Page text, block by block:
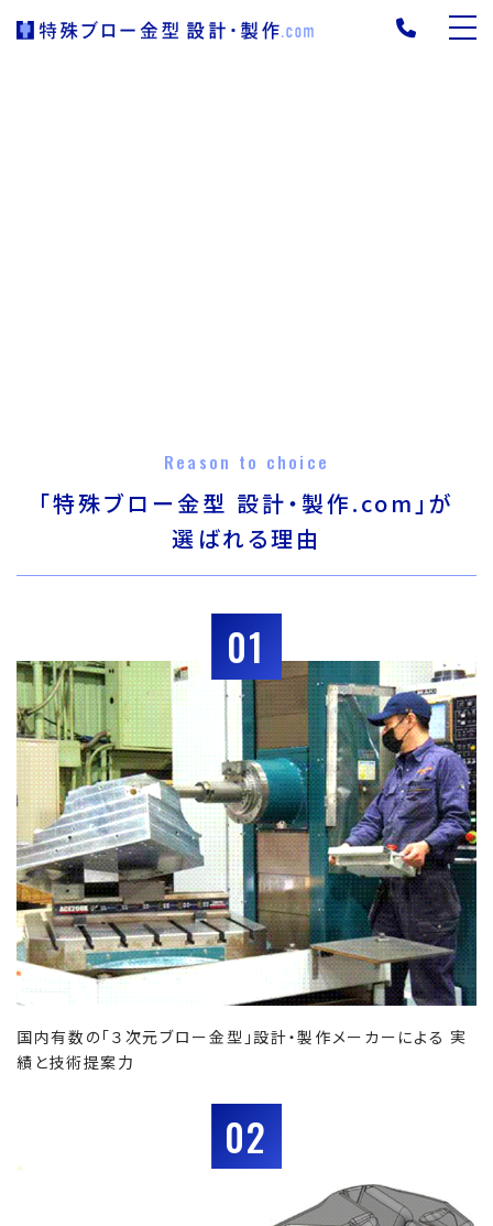
Reason to choice
「特殊ブロー金型 設計・製作.com」が
選ばれる理由
01
国内有数の「３次元ブロー金型」設計・製作メーカーによる 実
績と技術提案力
02